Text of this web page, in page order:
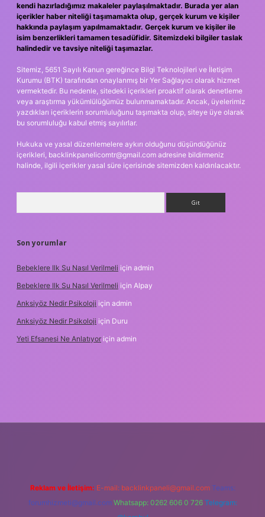
kendi hazırladığımız makaleler paylaşılmaktadır. Burada yer alan
içerikler haber niteliği taşımamakta olup, gerçek kurum ve kişiler
hakkında paylaşım yapılmamaktadır. Gerçek kurum ve kişiler ile
isim benzerlikleri tamamen tesadüfidir. Sitemizdeki bilgiler taslak
halindedir ve tavsiye niteliği taşımazlar.
Sitemiz, 5651 Sayılı Kanun gereğince Bilgi Teknolojileri ve İletişim
Kurumu (BTK) tarafından onaylanmış bir Yer Sağlayıcı olarak hizmet
vermektedir. Bu nedenle, sitedeki içerikleri proaktif olarak denetleme
veya araştırma yükümlülüğümüz bulunmamaktadır. Ancak, üyelerimiz
yazdıkları içeriklerin sorumluluğunu taşımakta olup, siteye üye olarak
bu sorumluluğu kabul etmiş sayılırlar.
Hukuka ve yasal düzenlemelere aykırı olduğunu düşündüğünüz
içerikleri, backlinkpanelicomtr@gmail.com adresine bildirmeniz
halinde, ilgili içerikler yasal süre içerisinde sitemizden kaldırılacaktır.
Son yorumlar
Bebeklere Ilk Su Nasıl Verilmeli için admin
Bebeklere Ilk Su Nasıl Verilmeli için Alpay
Anksiyöz Nedir Psikoloji için admin
Anksiyöz Nedir Psikoloji için Duru
Yeti Efsanesi Ne Anlatıyor için admin
Reklam ve İletişim: E-mail: backlinkpaneli@gmail.com Teams:
forumhizmeti@gmail.com Whatsapp: 0262 606 0 726 Telegram: